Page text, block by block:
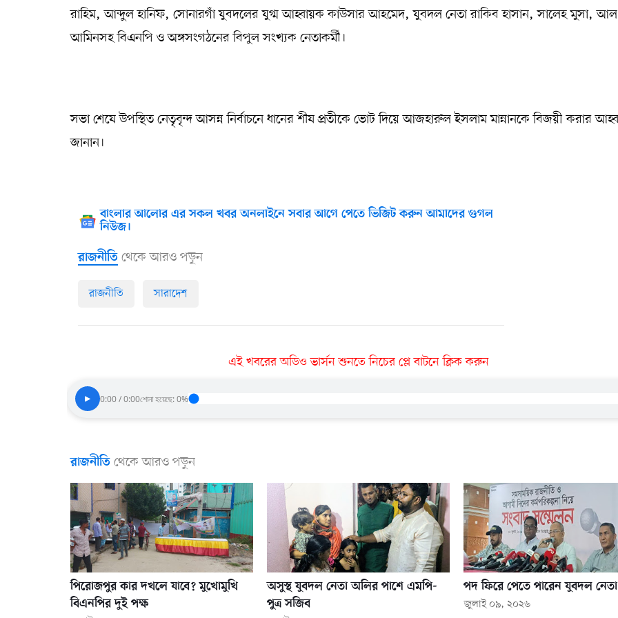
রাহিম, আব্দুল হানিফ, সোনারগাঁ যুবদলের যুগ্ম আহ্বায়ক কাউসার আহমেদ, যুবদল নেতা রাকিব হাসান, সালেহ মুসা,
আমিনসহ বিএনপি ও অঙ্গসংগঠনের বিপুল সংখ্যক নেতাকর্মী।
সভা শেষে উপস্থিত নেতৃবৃন্দ আসন্ন নির্বাচনে ধানের শীষ প্রতীকে ভোট দিয়ে আজহারুল ইসলাম মান্নানকে বিজয়ী করার
জানান।
বাংলার আলোর এর সকল খবর অনলাইনে সবার আগে পেতে ভিজিট করুন আমাদের গুগল
নিউজ।
রাজনীতি থেকে আরও পড়ুন
রাজনীতি সারাদেশ
এই খবরের অডিও ভার্সন শুনতে নিচের প্লে বাটনে ক্লিক করুন
▶ 0:00 / 0:00শোনা হয়েছে: 0%
রাজনীতি থেকে আরও পড়ুন
পিরোজপুর কার দখলে যাবে? মুখোমুখি
বিএনপির দুই পক্ষ
অসুস্থ যুবদল নেতা অলির পাশে এমপি-
পুত্র সজিব
পদ ফিরে পেতে পারেন যুবদল
জুলাই ০৯, ২০২৬